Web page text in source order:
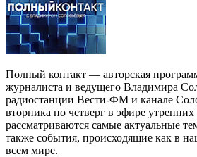
Полный контакт — авторская
журналиста и ведущего Владимира
радиостанции Вести-ФМ и канале
вторника по четверг в эфире
рассматриваются самые актуальные
также события, происходящие как в
всем мире.